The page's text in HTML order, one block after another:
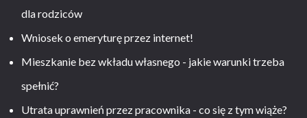
dla rodziców
Wniosek o emeryturę przez internet!
Mieszkanie bez wkładu własnego - jakie warunki trzeba
spełnić?
Utrata uprawnień przez pracownika - co się z tym wiąże?